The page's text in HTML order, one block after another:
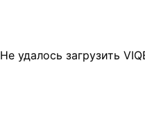
Не удалось загрузить